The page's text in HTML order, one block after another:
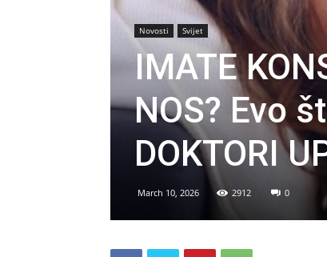
Novosti Svijet
IMATE
NOS? Evo
DOKTORI
March 10, 2026 2912 0